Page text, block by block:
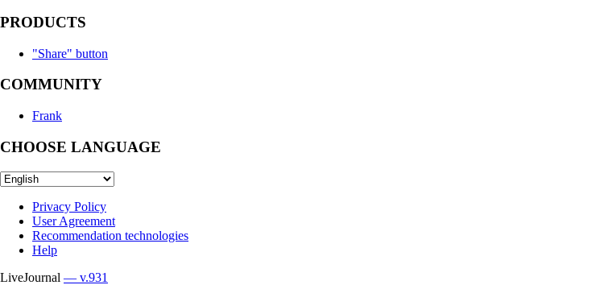
PRODUCTS
"Share" button
COMMUNITY
Frank
CHOOSE LANGUAGE
Privacy Policy
User Agreement
Recommendation technologies
Help
LiveJournal — v.931